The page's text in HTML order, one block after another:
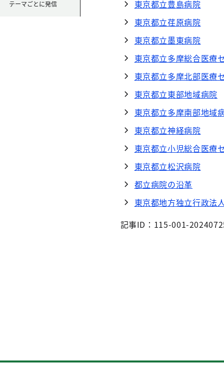
テーマごとに発信
東京都立豊島病院
東京都立荏原病院
東京都立墨東病院
東京都立多摩総合医療
東京都立多摩北部医療
東京都立東部地域病院
東京都立多摩南部地域
東京都立神経病院
東京都立小児総合医療
東京都立松沢病院
都立病院の沿革
東京都地方独立行政
記事ID：115-001-